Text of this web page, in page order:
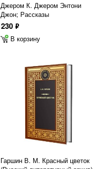
Джером К. Джером Энтони
Джон; Рассказы
230 ф
В корзину
Гаршин В. М. Красный цветок